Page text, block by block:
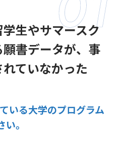
生やサマースク
書データが、 事
ていなかった
いる大学のプログラム
。